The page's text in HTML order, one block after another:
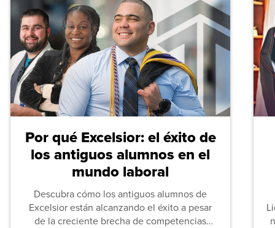
Por qué Excelsior: el éxito de
los antiguos alumnos en el
mundo laboral
Descubra cómo los antiguos alumnos de
Excelsior están alcanzando el éxito a pesar
de la creciente brecha de competencias